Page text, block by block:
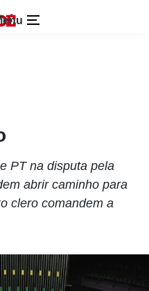
PT na disputa pela
abrir caminho para
clero comandem a